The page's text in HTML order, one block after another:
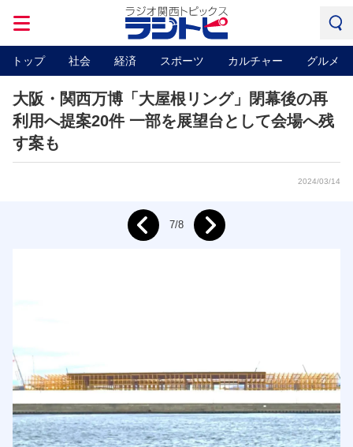
トップ 社会 経済 スポーツ カルチャー グルメ
大阪・関西万博「大屋根リング」閉幕後の再
利用へ提案20件 一部を展望台として会場へ残
す案も
2024/03/14
Prev 7/8 Next